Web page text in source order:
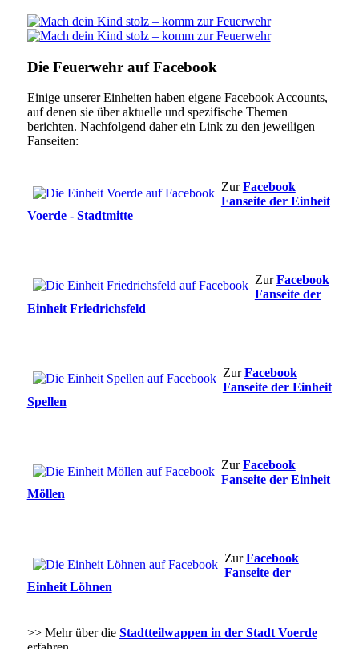
Die Feuerwehr auf Facebook
Einige unserer Einheiten haben eigene Facebook Accounts,
auf denen sie über aktuelle und spezifische Themen
berichten. Nachfolgend daher ein Link zu den jeweiligen
Fanseiten:
ZurFacebook
Fanseite der Einheit
Voerde - Stadtmitte
ZurFacebook
Fanseite der
Einheit Friedrichsfeld
ZurFacebook
Fanseite der Einheit
Spellen
ZurFacebook
Fanseite der Einheit
Möllen
ZurFacebook
Fanseite der
Einheit Löhnen
>> Mehr über die Stadtteilwappen in der Stadt Voerde